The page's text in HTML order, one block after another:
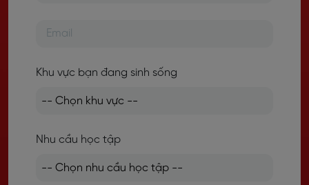
Khu vực bạn đang sinh sống
Nhu cầu học tập